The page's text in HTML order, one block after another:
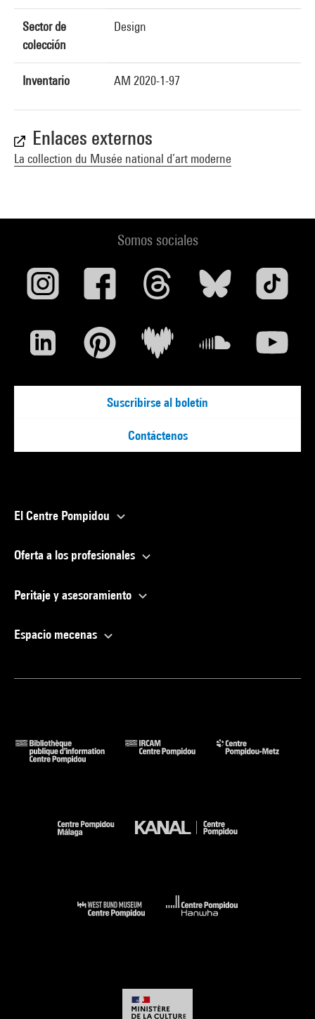
Sector de
colección
Design
Inventario AM 2020-1-97
Enlaces externos
La collection du Musée national d’art moderne
Somos sociales
Suscribirse al boletín
Contáctenos
El Centre Pompidou
Oferta a los profesionales
Peritaje y asesoramiento
Espacio mecenas